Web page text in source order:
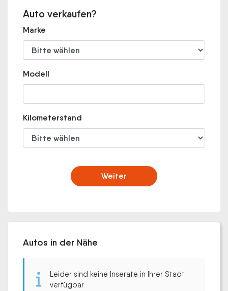
Auto verkaufen?
Marke
Modell
Kilometerstand
Weiter
Autos in der Nähe
Leider sind keine Inserate in Ihrer Stadt
verfügbar